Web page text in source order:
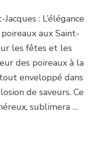
: L’élégance
aux Saint-
les fêtes et les
des poireaux à la
enveloppé dans
de saveurs. Ce
sublimera …